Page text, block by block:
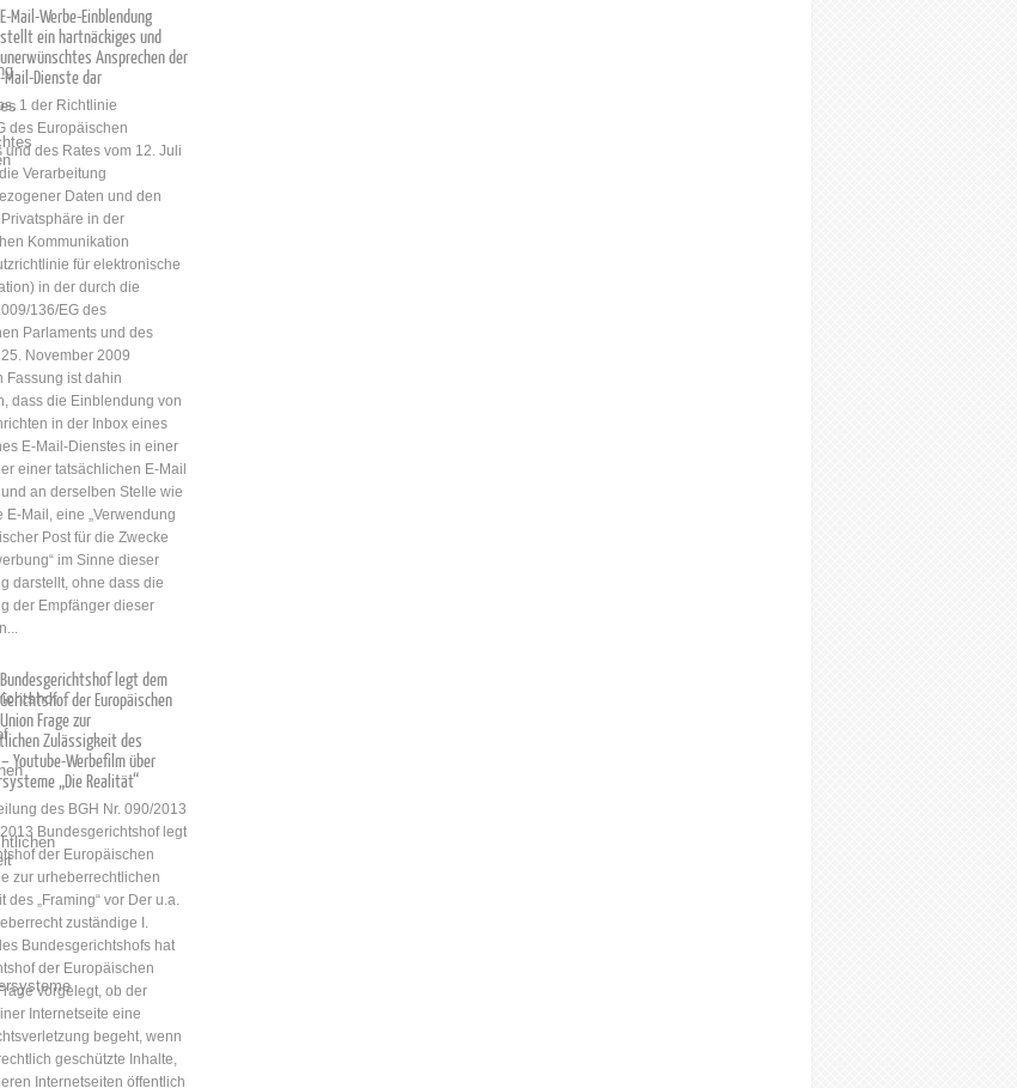
E-Mail-Werbe-Einblendung
stellt ein hartnäckiges und
unerwünschtes Ansprechen der
Mail-Dienste dar
1 der Richtlinie
des Europäischen
und des Rates vom 12. Juli
Verarbeitung
Daten und den
in der
Kommunikation
für elektronische
in der durch die
136/EG des
Parlaments und des
November 2009
Fassung ist dahin
dass die Einblendung von
in der Inbox eines
E‑Mail-Dienstes in einer
einer tatsächlichen E‑Mail
an derselben Stelle wie
E‑Mail, eine „Verwendung
Post für die Zwecke
im Sinne dieser
darstellt, ohne dass die
der Empfänger dieser
Bundesgerichtshof legt dem
Gerichtshof der Europäischen
Union Frage zur
Zulässigkeit des
Youtube-Werbefilm über
„Die Realität“
des BGH Nr. 090/2013
Bundesgerichtshof legt
der Europäischen
zur urheberrechtlichen
des „Framing“ vor Der u.a.
zuständige I.
Bundesgerichtshofs hat
der Europäischen
vorgelegt, ob der
Internetseite eine
begeht, wenn
geschützte Inhalte,
Internetseiten öffentlich